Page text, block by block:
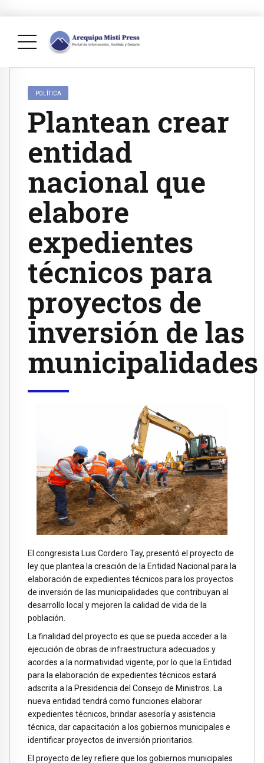
POLÍTICA
Plantean crear
entidad
nacional que
elabore
expedientes
técnicos para
proyectos de
inversión de las
municipalidades
El congresista Luis Cordero Tay, presentó el proyecto de
ley que plantea la creación de la Entidad Nacional para la
elaboración de expedientes técnicos para los proyectos
de inversión de las municipalidades que contribuyan al
desarrollo local y mejoren la calidad de vida de la
población.
La finalidad del proyecto es que se pueda acceder a la
ejecución de obras de infraestructura adecuados y
acordes a la normatividad vigente, por lo que la Entidad
para la elaboración de expedientes técnicos estará
adscrita a la Presidencia del Consejo de Ministros. La
nueva entidad tendrá como funciones elaborar
expedientes técnicos, brindar asesoría y asistencia
técnica, dar capacitación a los gobiernos municipales e
identificar proyectos de inversión prioritarios.
El proyecto de ley refiere que los gobiernos municipales